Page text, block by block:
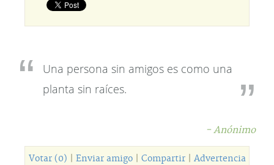
Una persona sin amigos es como una
planta sin raíces.
- Anónimo
Votar (0) Enviar amigo| Compartir| Advertencia